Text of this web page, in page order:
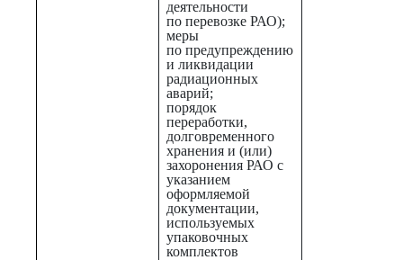
деятельности
по перевозке РАО);
меры
по предупреждению
и ликвидации
радиационных
аварий;
порядок
переработки,
долговременного
хранения и (или)
захоронения РАО с
указанием
оформляемой
документации,
используемых
упаковочных
комплектов